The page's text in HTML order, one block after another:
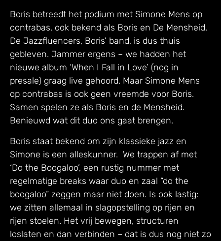
Boris betreedt het podium met Simone Mens op
contrabas, ook bekend als Boris en De Mensheid.
De Jazzfluencers, Boris’ band, is dus thuis
gebleven. Jammer ergens – we hadden het
nieuwe album ‘When I Fall in Love’ (nog in
presale) graag live gehoord. Maar Simone Mens
op contrabas is ook geen vreemde voor Boris.
Samen spelen ze als Boris en de Mensheid.
Benieuwd wat dit duo ons gaat brengen.
Boris staat bekend om zijn klassieke jazz en
Simone is een alleskunner. We trappen af met
‘Do the Boogaloo’, een rustig nummer met
regelmatige breaks waar duo en zaal “do the
boogaloo” zeggen maar niet doen. Is ook lastig:
we zitten allemaal in slagopstelling op rijen en
rijen stoelen. Het vrij bewegen, structuren
loslaten en dan verbinden – dat is dus nog niet zo